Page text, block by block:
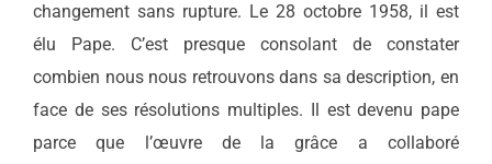
changement sans rupture. Le 28 octobre 1958, il est
élu Pape. C’est presque consolant de constater
combien nous nous retrouvons dans sa description, en
face de ses résolutions multiples. Il est devenu pape
parce que l’œuvre de la grâce a collaboré